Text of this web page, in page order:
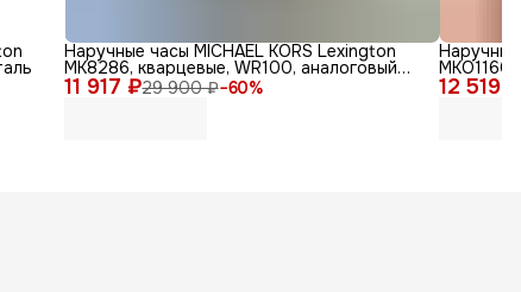
11 917 ₽29 900 ₽−60%
Наручные часы MICHAEL KORS Lexington
MK8286, кварцевые, WR100, аналоговый
циферблат 12 519 ₽